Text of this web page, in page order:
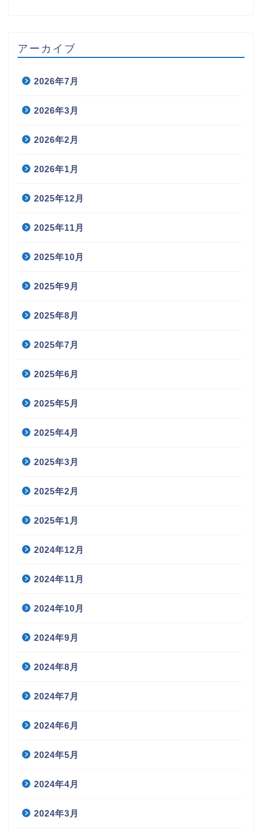
アーカイブ
2026年7月
2026年3月
2026年2月
2026年1月
2025年12月
2025年11月
2025年10月
2025年9月
2025年8月
2025年7月
2025年6月
2025年5月
2025年4月
2025年3月
2025年2月
2025年1月
2024年12月
2024年11月
2024年10月
2024年9月
2024年8月
2024年7月
2024年6月
2024年5月
2024年4月
2024年3月